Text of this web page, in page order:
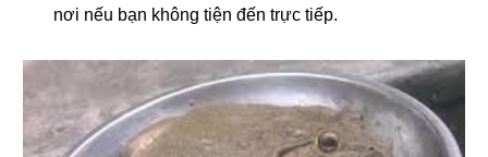
nơi nếu bạn không tiện đến trực tiếp.